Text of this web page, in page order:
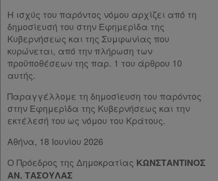
Επικοινωνία
Όροι
χρήσης
Πολιτική
απορρήτου
και
cookies
Η ισχύς του παρόντος νόμου αρχίζει από τη
δημοσίευσή του στην Εφημερίδα της
Κυβερνήσεως και της Συμφωνίας που
κυρώνεται, από την πλήρωση των
προϋποθέσεων της παρ. 1 του άρθρου 10
αυτής.
Παραγγέλλομε τη δημοσίευση του παρόντος
στην Εφημερίδα της Κυβερνήσεως και την
εκτέλεσή του ως νόμου του Κράτους.
Αθήνα, 18 Ιουνίου 2026
Ο Πρόεδρος της Δημοκρατίας ΚΩΝΣΤΑΝΤΙΝΟΣ
ΑΝ. ΤΑΣΟΥΛΑΣ